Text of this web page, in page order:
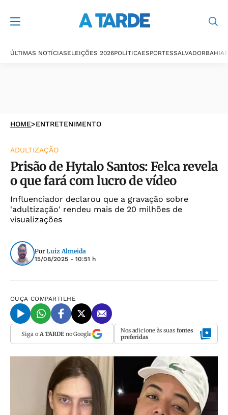
ÚLTIMAS NOTÍCIASELEIÇÕES 2026POLÍTICAESPORTESSALVADORBAHIA
HOME>ENTRETENIMENTO
ADULTIZAÇÃO
Prisão de Hytalo Santos: Felca revela
o que fará com lucro de vídeo
Influenciador declarou que a gravação sobre
'adultização' rendeu mais de 20 milhões de
visualizações
Por Luiz Almeida
15/08/2025 - 10:51 h
OUÇA COMPARTILHE
Siga o A TARDEno Google Nos adicione às suas fontes
preferidas